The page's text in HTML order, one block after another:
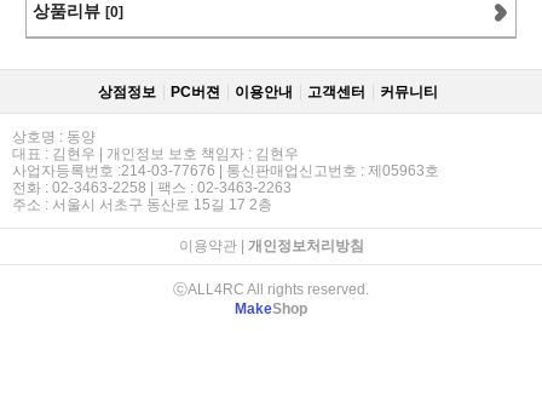
상품리뷰 [0]
상점정보 PC버젼 이용안내 고객센터 커뮤니티
상호명 : 동양
대표 : 김현우 | 개인정보 보호 책임자 : 김현우
사업자등록번호 :214-03-77676 | 통신판매업신고번호 : 제05963호
전화 : 02-3463-2258 | 팩스 : 02-3463-2263
주소 : 서울시 서초구 동산로 15길 17 2층
이용약관| 개인정보처리방침
ⓒALL4RC All rights reserved.
MakeShop